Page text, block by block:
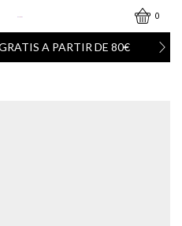
0
A PARTIR DE 80€